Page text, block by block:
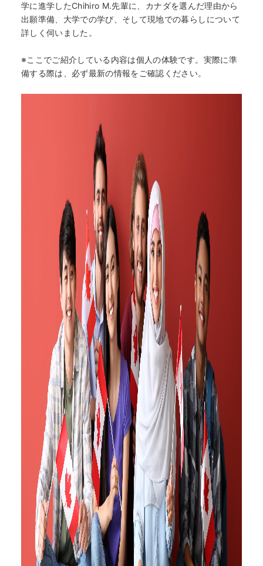
学に進学したChihiro M.先輩に、カナダを選んだ理由から
出願準備、大学での学び、そして現地での暮らしについて
詳しく伺いました。
※ここでご紹介している内容は個人の体験です。実際に準
備する際は、必ず最新の情報をご確認ください。